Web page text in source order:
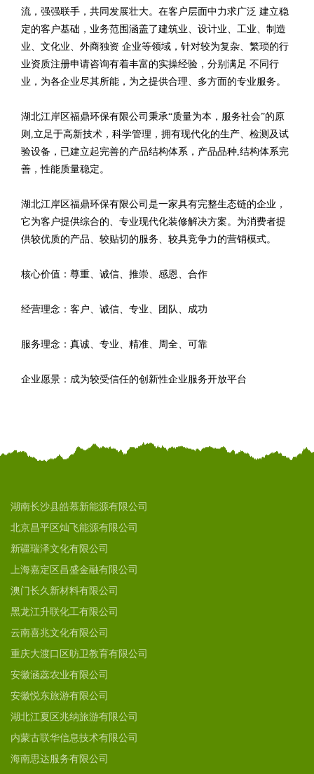
流，强强联手，共同发展壮大。在客户层面中力求广泛 建立稳
定的客户基础，业务范围涵盖了建筑业、设计业、工业、制造
业、文化业、外商独资 企业等领域，针对较为复杂、繁琐的行
业资质注册申请咨询有着丰富的实操经验，分别满足 不同行
业，为各企业尽其所能，为之提供合理、多方面的专业服务。
湖北江岸区福鼎环保有限公司秉承“质量为本，服务社会”的原
则,立足于高新技术，科学管理，拥有现代化的生产、检测及试
验设备，已建立起完善的产品结构体系，产品品种,结构体系完
善，性能质量稳定。
湖北江岸区福鼎环保有限公司是一家具有完整生态链的企业，
它为客户提供综合的、专业现代化装修解决方案。为消费者提
供较优质的产品、较贴切的服务、较具竞争力的营销模式。
核心价值：尊重、诚信、推崇、感恩、合作
经营理念：客户、诚信、专业、团队、成功
服务理念：真诚、专业、精准、周全、可靠
企业愿景：成为较受信任的创新性企业服务开放平台
湖南长沙县皓慕新能源有限公司
北京昌平区灿飞能源有限公司
新疆瑞泽文化有限公司
上海嘉定区昌盛金融有限公司
澳门长久新材料有限公司
黑龙江升联化工有限公司
云南喜兆文化有限公司
重庆大渡口区昉卫教育有限公司
安徽涵蕊农业有限公司
安徽悦东旅游有限公司
湖北江夏区兆纳旅游有限公司
内蒙古联华信息技术有限公司
海南思达服务有限公司